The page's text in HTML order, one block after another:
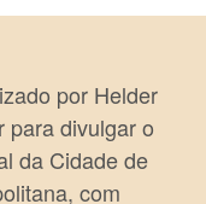
por Helder
para divulgar o
da Cidade de
com